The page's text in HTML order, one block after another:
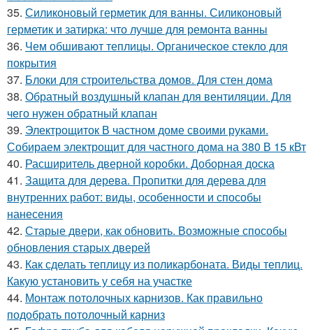
35. Силиконовый герметик для ванны. Силиконовый
герметик и затирка: что лучше для ремонта ванны
36. Чем обшивают теплицы. Органическое стекло для
покрытия
37. Блоки для строительства домов. Для стен дома
38. Обратный воздушный клапан для вентиляции. Для
чего нужен обратный клапан
39. Электрощиток В частном доме своими руками.
Собираем электрощит для частного дома на 380 В 15 кВт
40. Расширитель дверной коробки. Доборная доска
41. Защита для дерева. Пропитки для дерева для
внутренних работ: виды, особенности и способы
нанесения
42. Старые двери, как обновить. Возможные способы
обновления старых дверей
43. Как сделать теплицу из поликарбоната. Виды теплиц.
Какую установить у себя на участке
44. Монтаж потолочных карнизов. Как правильно
подобрать потолочный карниз